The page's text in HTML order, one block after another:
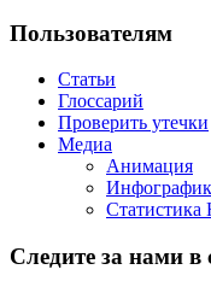
Пользователям
Статьи
Глоссарий
Проверить утечки
Медиа
Анимация
Следите за нами в